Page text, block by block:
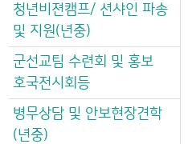
청년비젼캠프/ 션샤인 파송
및 지원(년중)
군선교팀 수련회 및 홍보
호국전시회등
병무상담 및 안보현장견학
(년중)